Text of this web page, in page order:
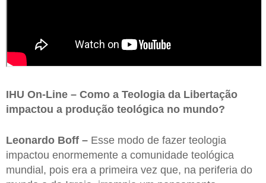
IHU On-Line – Como a Teologia da Libertação
impactou a produção teológica no mundo?
Leonardo Boff – Esse modo de fazer teologia
impactou enormemente a comunidade teológica
mundial, pois era a primeira vez que, na periferia do